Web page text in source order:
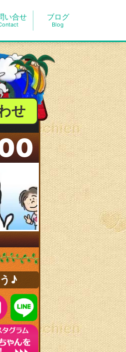
い合せ ブログ
Blog
せ
♪